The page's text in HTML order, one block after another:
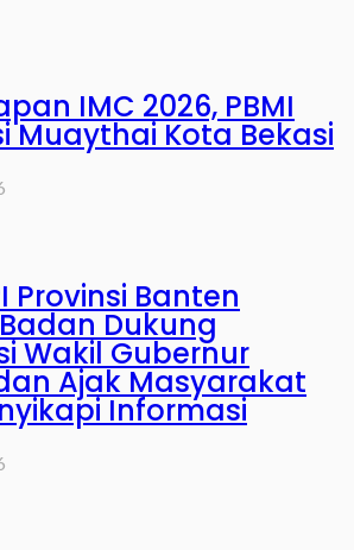
IMC 2026, PBMI
Muaythai Kota Bekasi
Provinsi Banten
Dukung
Wakil Gubernur
Ajak Masyarakat
Informasi